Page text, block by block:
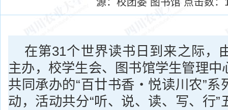
在第31个世界读书日到来之际，
主办，校学生会、图书馆学生管理中
共同承办的“百廿书香・悦读川农”系
动，活动共分“听、说、读、写、行”